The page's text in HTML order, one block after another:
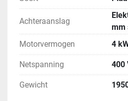
Achteraanslag
mm
Motorvermogen
4
Netspanning 400
Gewicht